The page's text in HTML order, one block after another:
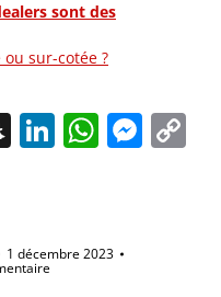
sont des
sur-cotée ?
Snapchat
LinkedIn
1 décembre 2023